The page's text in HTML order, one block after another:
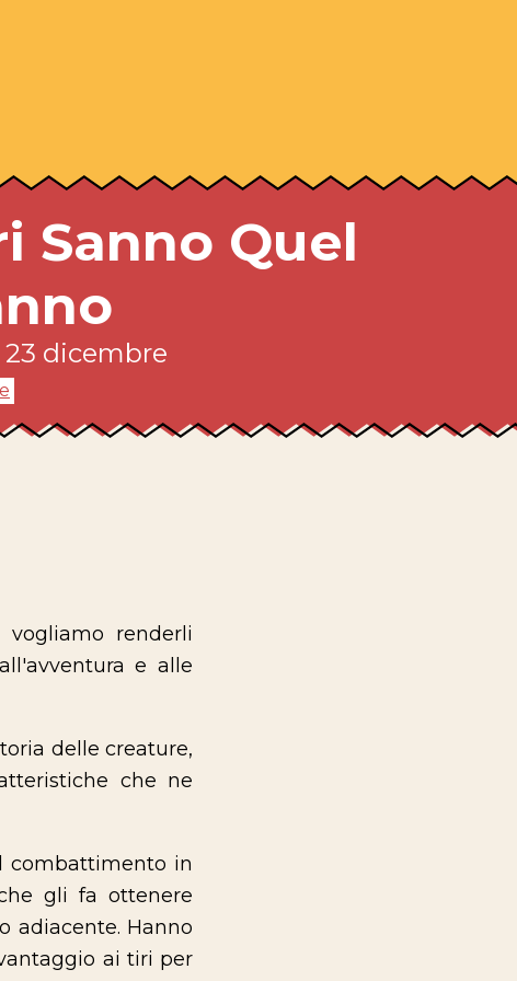
Sanno Quel
23 dicembre
renderli
e alle
delle creature,
che ne
combattimento in
gli fa ottenere
adiacente. Hanno
ai tiri per